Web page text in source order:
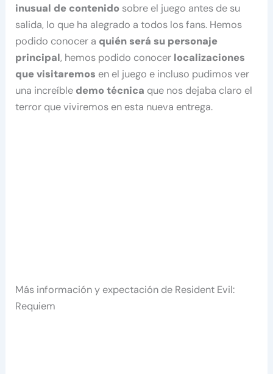
inusual de contenido sobre el juego antes de su
salida, lo que ha alegrado a todos los fans. Hemos
podido conocer a quién será su personaje
principal, hemos podido conocer localizaciones
que visitaremos en el juego e incluso pudimos ver
una increíble demo técnica que nos dejaba claro el
terror que viviremos en esta nueva entrega.
Más información y expectación de Resident Evil:
Requiem